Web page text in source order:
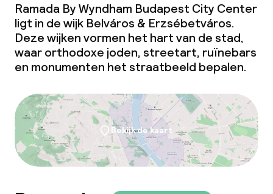
Ramada By Wyndham Budapest City Center
ligt in de wijk Belváros & Erzsébetváros.
Deze wijken vormen het hart van de stad,
waar orthodoxe joden, streetart, ruïnebars
en monumenten het straatbeeld bepalen.
Bekijk de kaart